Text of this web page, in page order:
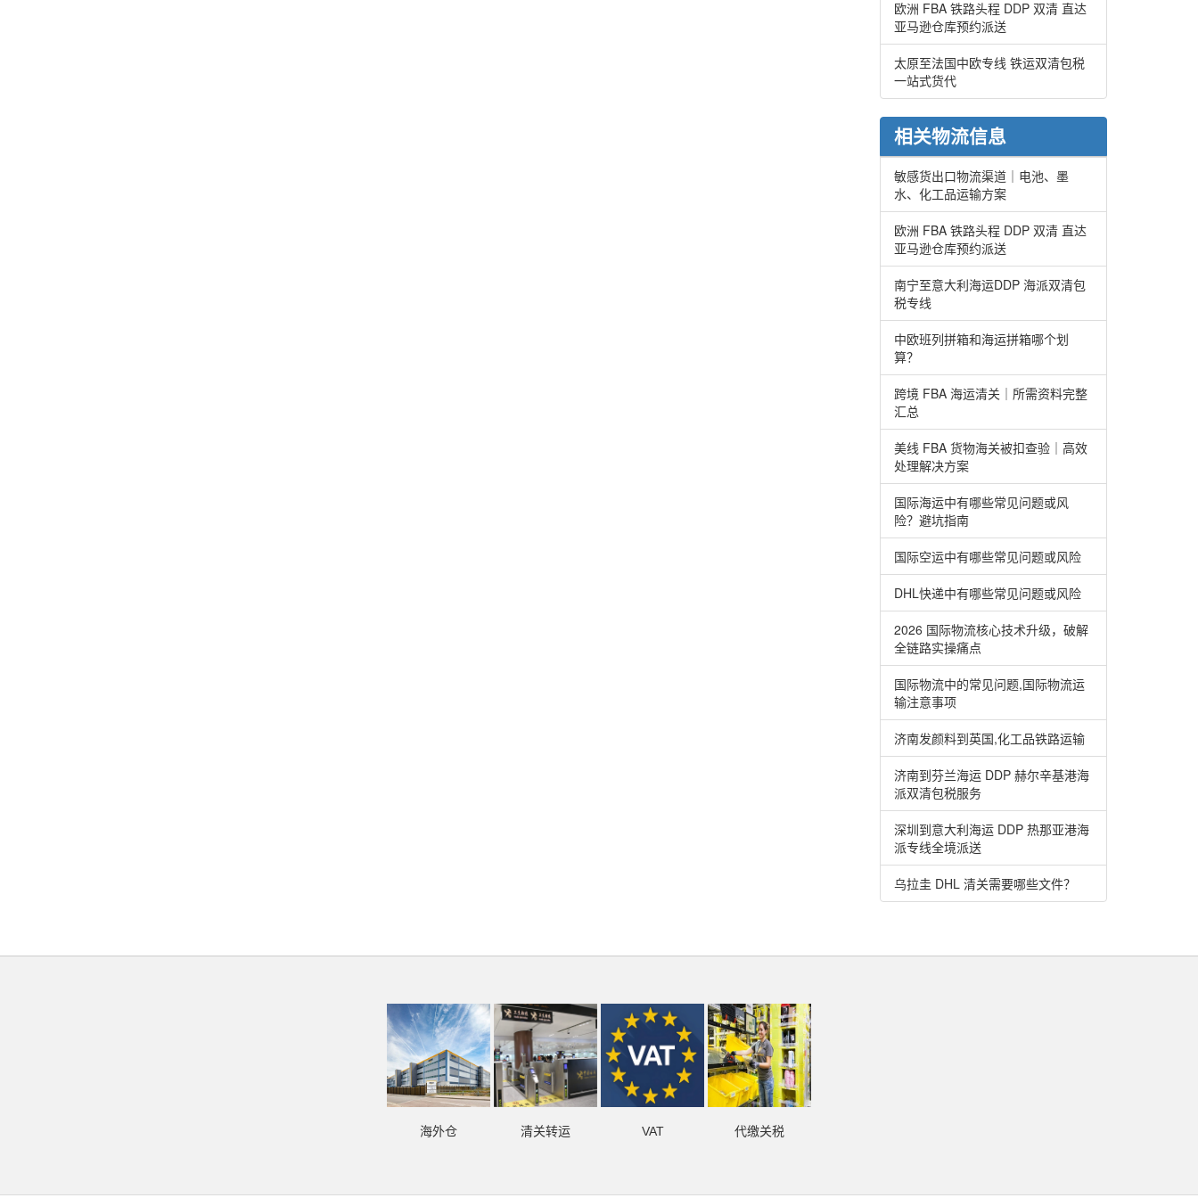
欧洲 FBA 铁路头程 DDP 双清 直达
亚马逊仓库预约派送
太原至法国中欧专线 铁运双清包税
一站式货代
相关物流信息
敏感货出口物流渠道｜电池、墨
水、化工品运输方案
欧洲 FBA 铁路头程 DDP 双清 直达
亚马逊仓库预约派送
南宁至意大利海运DDP 海派双清包
税专线
中欧班列拼箱和海运拼箱哪个划
算？
跨境 FBA 海运清关｜所需资料完整
汇总
美线 FBA 货物海关被扣查验｜高效
处理解决方案
国际海运中有哪些常见问题或风
险？避坑指南
国际空运中有哪些常见问题或风险
DHL快递中有哪些常见问题或风险
2026 国际物流核心技术升级，破解
全链路实操痛点
国际物流中的常见问题,国际物流运
输注意事项
济南发颜料到英国,化工品铁路运输
济南到芬兰海运 DDP 赫尔辛基港海
派双清包税服务
深圳到意大利海运 DDP 热那亚港海
派专线全境派送
乌拉圭 DHL 清关需要哪些文件？
海外仓 清关转运 VAT 代缴关税